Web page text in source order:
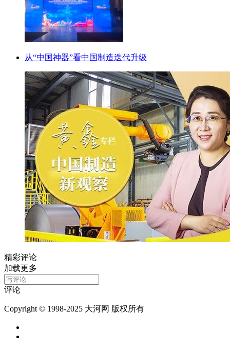
从“中国神器”看中国制造迭代升级
精彩评论
加载更多
评论
Copyright © 1998-2025 大河网 版权所有